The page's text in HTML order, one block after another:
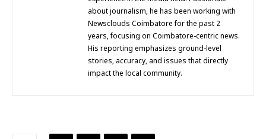
about journalism, he has been working with
Newsclouds Coimbatore for the past 2
years, focusing on Coimbatore-centric news.
His reporting emphasizes ground-level
stories, accuracy, and issues that directly
impact the local community.